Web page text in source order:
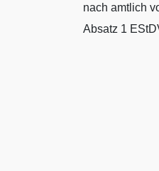
nach amtlich
Absatz 1